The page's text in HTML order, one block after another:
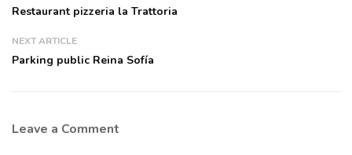
Restaurant pizzeria la Trattoria
NEXT ARTICLE
Parking public Reina Sofía
Leave a Comment